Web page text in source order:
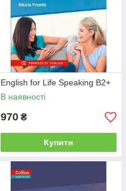
English for Life Speaking B2+
В наявності
970 ₴
Купити